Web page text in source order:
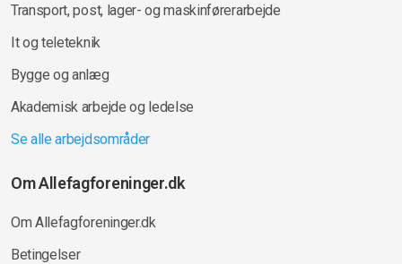
Transport, post, lager- og maskinførerarbejde
It og teleteknik
Bygge og anlæg
Akademisk arbejde og ledelse
Se alle arbejdsområder
Om Allefagforeninger.dk
Om Allefagforeninger.dk
Betingelser